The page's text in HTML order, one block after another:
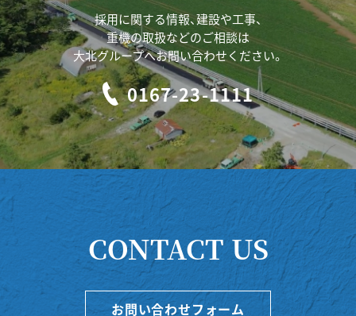
採用に関する情報、建設や工事、
重機の取扱などのご相談は
大北グループへお問い合わせください。
0167-23-1111
CONTACT US
お問い合わせフォーム